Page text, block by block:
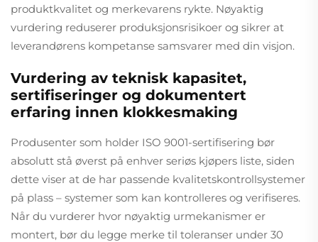
produktkvalitet og merkevarens rykte. Nøyaktig
vurdering reduserer produksjonsrisikoer og sikrer at
leverandørens kompetanse samsvarer med din visjon.
Vurdering av teknisk kapasitet,
sertifiseringer og dokumentert
erfaring innen klokkesmaking
Produsenter som holder ISO 9001-sertifisering bør
absolutt stå øverst på enhver seriøs kjøpers liste, siden
dette viser at de har passende kvalitetskontrollsystemer
på plass – systemer som kan kontrolleres og verifiseres.
Når du vurderer hvor nøyaktig urmekanismer er
montert, bør du legge merke til toleranser under 30